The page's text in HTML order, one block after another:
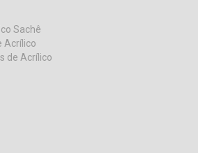
Sachê
Acrílico
de Acrílico